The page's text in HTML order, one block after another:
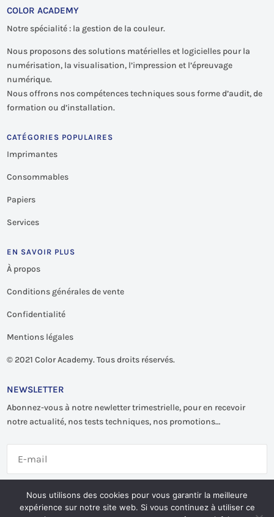
COLOR ACADEMY
Notre spécialité : la gestion de la couleur.
Nous proposons des solutions matérielles et logicielles pour la
numérisation, la visualisation, l’impression et l’épreuvage
numérique.
Nous offrons nos compétences techniques sous forme d’audit, de
formation ou d’installation.
CATÉGORIES POPULAIRES
Imprimantes
Consommables
Papiers
Services
EN SAVOIR PLUS
À propos
Conditions générales de vente
Confidentialité
Mentions légales
© 2021 Color Academy. Tous droits réservés.
NEWSLETTER
Abonnez-vous à notre newletter trimestrielle, pour en recevoir
notre actualité, nos tests techniques, nos promotions…
S'abonner
Nous utilisons des cookies pour vous garantir la meilleure
expérience sur notre site web. Si vous continuez à utiliser ce